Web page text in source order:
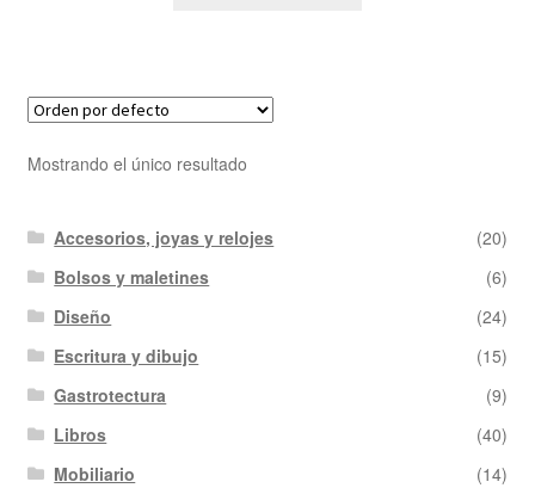
Mostrando el único resultado
Accesorios, joyas y relojes
(20)
Bolsos y maletines
(6)
Diseño
(24)
Escritura y dibujo
(15)
Gastrotectura
(9)
Libros
(40)
Mobiliario
(14)